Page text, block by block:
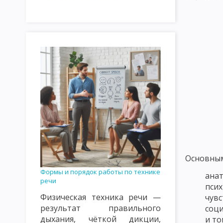
ВИДЫ ПЕДАГОГИЧЕСКОЙ ДЕЯТЕЛЬНОСТИ
ПЕДАГОГИЧЕСКАЯ КУЛЬТУРА И ЕЕ СОСТАВЛЯЮЩИЕ
ПЕДАГОГИЧЕСКАЯ ТЕХНИКА: МИМИКА И ПАНТОМИМИКА
ОСНОВНЫЕ ТРЕБОВАНИЯ К УЧИТЕЛЮ: ПЕДАГОГИЧЕСКИЕ
ФУНКЦИИ ПЕДАГОГИЧЕСКОГО ОБЩЕНИЯ. СТРУКТУРА
ПЕДАГОГИЧЕСКИЙ ТАКТ, ЕГО ПРИЗНАКИ И СОСТАВЛЯЮЩИЕ
ПЕДАГОГИЧЕСКАЯ НАПРАВЛЕННОСТЬ УЧИТЕЛЯ КРИТЕРИИ
ТЕОРИЯ ФОРМАЛЬНОГО ОБРАЗОВАНИЯ ГЕРБАРТА,
ИСТОРИЯ РАЗВИТИЯ ДИДАКТИКИ: ЯН ВЛАДИСЛАВ ДАВИД, А.
Формы и порядок работы по технике
речи
Физическая техника речи —
результат правильного
дыхания, чёткой дикции,
и